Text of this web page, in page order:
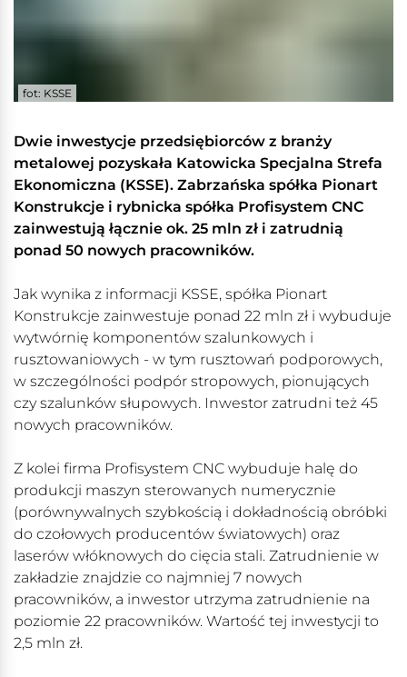
fot: KSSE
Dwie inwestycje przedsiębiorców z branży
metalowej pozyskała Katowicka Specjalna Strefa
Ekonomiczna (KSSE). Zabrzańska spółka Pionart
Konstrukcje i rybnicka spółka Profisystem CNC
zainwestują łącznie ok. 25 mln zł i zatrudnią
ponad 50 nowych pracowników.
Jak wynika z informacji KSSE, spółka Pionart
Konstrukcje zainwestuje ponad 22 mln zł i wybuduje
wytwórnię komponentów szalunkowych i
rusztowaniowych - w tym rusztowań podporowych,
w szczególności podpór stropowych, pionujących
czy szalunków słupowych. Inwestor zatrudni też 45
nowych pracowników.
Z kolei firma Profisystem CNC wybuduje halę do
produkcji maszyn sterowanych numerycznie
(porównywalnych szybkością i dokładnością obróbki
do czołowych producentów światowych) oraz
laserów włóknowych do cięcia stali. Zatrudnienie w
zakładzie znajdzie co najmniej 7 nowych
pracowników, a inwestor utrzyma zatrudnienie na
poziomie 22 pracowników. Wartość tej inwestycji to
2,5 mln zł.